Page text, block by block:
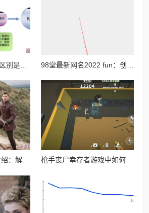
暗黑领主商城全面介绍：解锁稀有装备，打造专属霸主风采 枪手丧尸幸存者游戏中如何获取强力武器火箭筒攻略